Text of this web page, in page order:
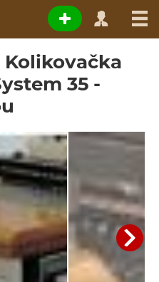
Kolikovačka
35 -